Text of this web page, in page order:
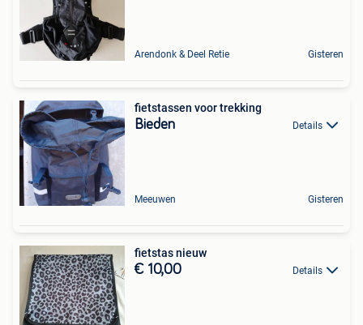
Arendonk & Deel Retie Gisteren
fietstassen voor trekking
Bieden Details
Meeuwen Gisteren
fietstas nieuw
€ 10,00 Details